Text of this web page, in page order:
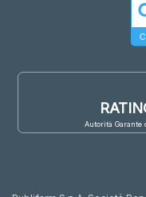
Autorità Garante